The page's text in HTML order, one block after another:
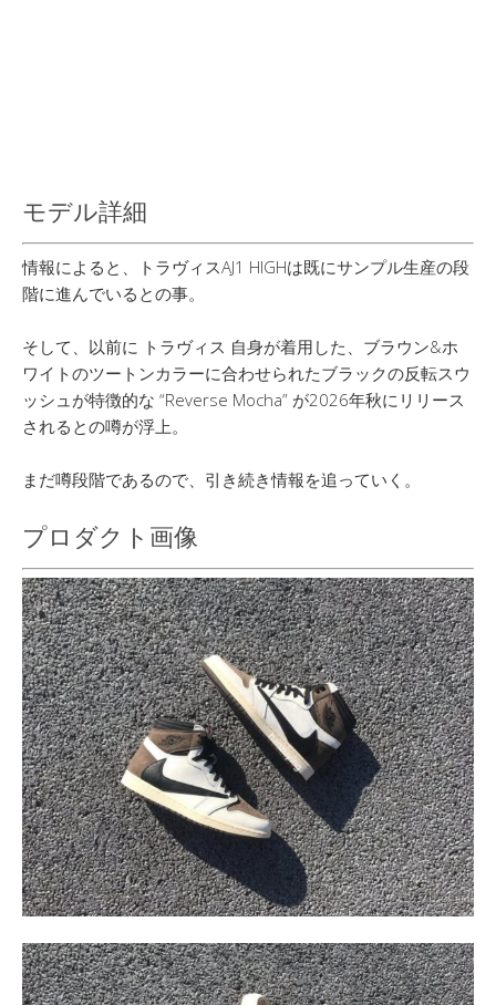
モデル詳細
情報によると、トラヴィスAJ1 HIGHは既にサンプル生産の段
階に進んでいるとの事。
そして、以前に トラヴィス 自身が着用した、ブラウン&ホ
ワイトのツートンカラーに合わせられたブラックの反転スウ
ッシュが特徴的な “Reverse Mocha” が2026年秋にリリース
されるとの噂が浮上。
まだ噂段階であるので、引き続き情報を追っていく。
プロダクト画像